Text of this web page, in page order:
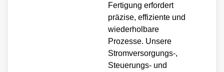
Fertigung erfordert
präzise, effiziente und
wiederholbare
Prozesse. Unsere
Stromversorgungs-,
Steuerungs- und